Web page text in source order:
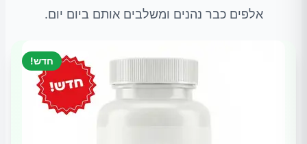
אלפים כבר נהנים ומשלבים אותם ביום יום.
חדש!